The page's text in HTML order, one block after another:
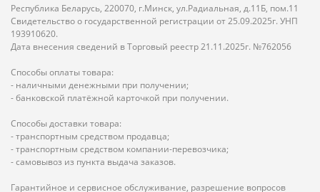
Республика Беларусь, 220070, г.Минск, ул.Радиальная, д.11Б, пом.11
Свидетельство о государственной регистрации от 25.09.2025г. УНП
193910620.
Дата внесения сведений в Торговый реестр 21.11.2025г. №762056
Способы оплаты товара:
- наличными денежными при получении;
- банковской платёжной карточкой при получении.
Способы доставки товара:
- транспортным средством продавца;
- транспортным средством компании-перевозчика;
- самовывоз из пункта выдача заказов.
Гарантийное и сервисное обслуживание, разрешение вопросов